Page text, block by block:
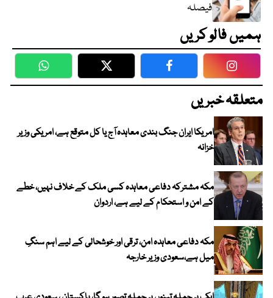
فیصلہ
ہمیں فالو کریں
WhatsApp Twitter Facebook
متعلقہ خبریں
امریکا ایران جنگ بندی معاہدہ آج یا کل متوقع ہے، امریکی وزیر
خزانہ
مکہ مشترکہ دفاعی معاہدہ کسی ملک کے خلاف نہیں، خطے
کے امن و استحکام کے لیے ہے، اردوان
مکہ دفاعی معاہدہ امن، ترقی اور خوشحالی کے لیے اہم سنگِ
میل ہے،سعودی وزیر خارجہ